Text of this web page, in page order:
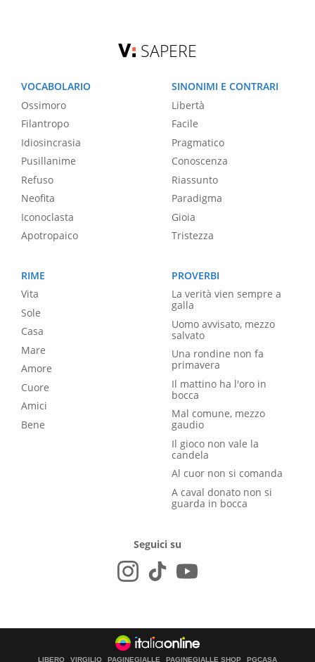
SAPERE
VOCABOLARIO
Ossimoro
Filantropo
Idiosincrasia
Pusillanime
Refuso
Neofita
Iconoclasta
Apotropaico
SINONIMI E CONTRARI
Libertà
Facile
Pragmatico
Conoscenza
Riassunto
Paradigma
Gioia
Tristezza
RIME
Vita
Sole
Casa
Mare
Amore
Cuore
Amici
Bene
PROVERBI
La verità vien sempre a
galla
Uomo avvisato, mezzo
salvato
Una rondine non fa
primavera
Il mattino ha l'oro in
bocca
Mal comune, mezzo
gaudio
Il gioco non vale la
candela
Al cuor non si comanda
A caval donato non si
guarda in bocca
Seguici su
LIBERO VIRGILIO PAGINEGIALLE PAGINEGIALLE SHOP PGCASA